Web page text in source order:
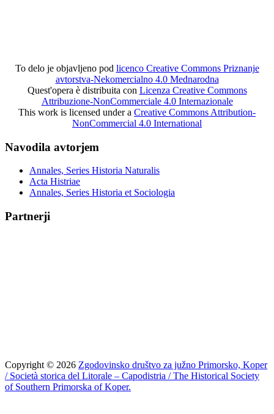
To delo je objavljeno pod licenco Creative Commons Priznanje
avtorstva-Nekomercialno 4.0 Mednarodna
Quest'opera è distribuita con Licenza Creative Commons
Attribuzione-NonCommerciale 4.0 Internazionale
This work is licensed under a Creative Commons Attribution-
NonCommercial 4.0 International
Navodila avtorjem
Annales, Series Historia Naturalis
Acta Histriae
Annales, Series Historia et Sociologia
Partnerji
Copyright © 2026 Zgodovinsko društvo za južno Primorsko, Koper
/ Società storica del Litorale – Capodistria / The Historical Society
of Southern Primorska of Koper.